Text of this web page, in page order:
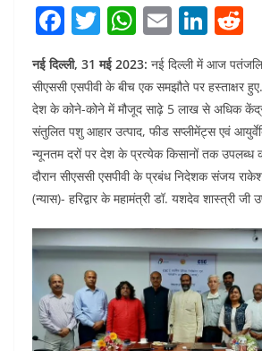
F
a
c
e
b
o
o
k
T
w
itt
er
W
at
s
A
p
p
E
m
ai
l
Li
k
e
dI
n
e
d
t
नई दिल्ली, 31 मई 2023: नई दिल्ली में आज पतंजलि
सीएससी एसपीवी के बीच एक समझौते पर हस्ताक्षर
देश के कोने-कोने में मौजूद साढ़े 5 लाख से अधिक
संतुलित पशु आहार उत्पाद, फीड सप्लीमेंट्स एवं
न्यूनतम दरों पर देश के प्रत्येक किसानों तक उपलब्ध
दौरान सीएससी एसपीवी के प्रबंध निदेशक संजय
(न्यास)- हरिद्वार के महामंत्री डॉ. यशदेव शास्त्री जी